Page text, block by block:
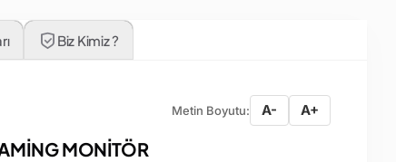
Biz Kimiz ?
Metin Boyutu: A- A+
MONİTÖR